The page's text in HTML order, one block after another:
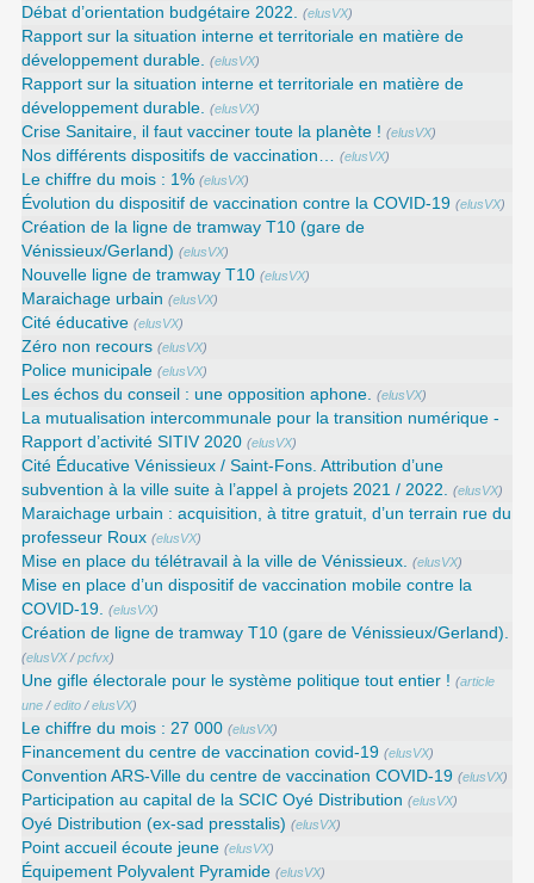
Débat d’orientation budgétaire 2022. (elusVX)
Rapport sur la situation interne et territoriale en matière de
développement durable. (elusVX)
Rapport sur la situation interne et territoriale en matière de
développement durable. (elusVX)
Crise Sanitaire, il faut vacciner toute la planète ! (elusVX)
Nos différents dispositifs de vaccination… (elusVX)
Le chiffre du mois : 1% (elusVX)
Évolution du dispositif de vaccination contre la COVID-19 (elusVX)
Création de la ligne de tramway T10 (gare de
Vénissieux/Gerland) (elusVX)
Nouvelle ligne de tramway T10 (elusVX)
Maraichage urbain (elusVX)
Cité éducative (elusVX)
Zéro non recours (elusVX)
Police municipale (elusVX)
Les échos du conseil : une opposition aphone. (elusVX)
La mutualisation intercommunale pour la transition numérique -
Rapport d’activité SITIV 2020 (elusVX)
Cité Éducative Vénissieux / Saint-Fons. Attribution d’une
subvention à la ville suite à l’appel à projets 2021 / 2022. (elusVX)
Maraichage urbain : acquisition, à titre gratuit, d’un terrain rue du
professeur Roux (elusVX)
Mise en place du télétravail à la ville de Vénissieux. (elusVX)
Mise en place d’un dispositif de vaccination mobile contre la
COVID-19. (elusVX)
Création de ligne de tramway T10 (gare de Vénissieux/Gerland).
(elusVX/pcfvx)
Une gifle électorale pour le système politique tout entier ! (article
une /edito /elusVX)
Le chiffre du mois : 27 000 (elusVX)
Financement du centre de vaccination covid-19 (elusVX)
Convention ARS‑Ville du centre de vaccination COVID‑19 (elusVX)
Participation au capital de la SCIC Oyé Distribution (elusVX)
Oyé Distribution (ex-sad presstalis) (elusVX)
Point accueil écoute jeune (elusVX)
Équipement Polyvalent Pyramide (elusVX)